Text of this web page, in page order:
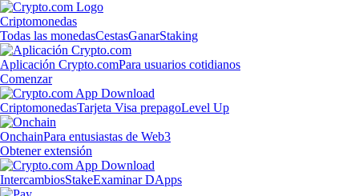
Criptomonedas
Todas las monedasCestasGanarStaking
Aplicación Crypto.comPara usuarios cotidianos
Comenzar
CriptomonedasTarjeta Visa prepagoLevel Up
OnchainPara entusiastas de Web3
Obtener extensión
IntercambiosStakeExaminar DApps